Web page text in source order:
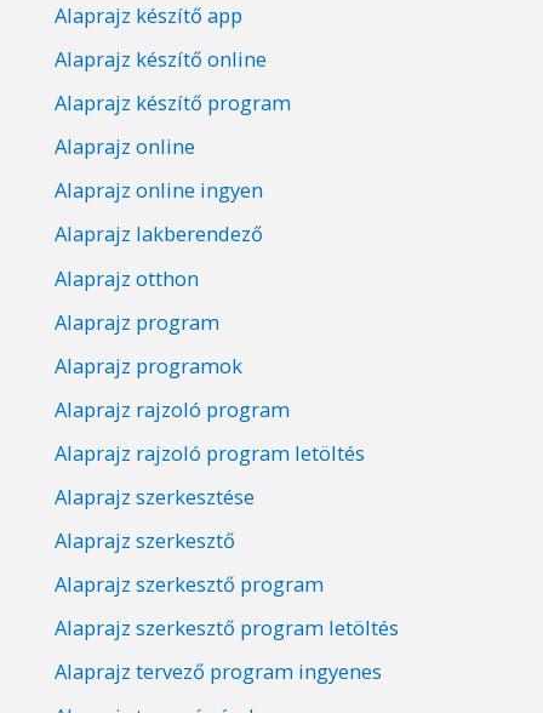
Alaprajz készítő app
Alaprajz készítő online
Alaprajz készítő program
Alaprajz online
Alaprajz online ingyen
Alaprajz lakberendező
Alaprajz otthon
Alaprajz program
Alaprajz programok
Alaprajz rajzoló program
Alaprajz rajzoló program letöltés
Alaprajz szerkesztése
Alaprajz szerkesztő
Alaprajz szerkesztő program
Alaprajz szerkesztő program letöltés
Alaprajz tervező program ingyenes